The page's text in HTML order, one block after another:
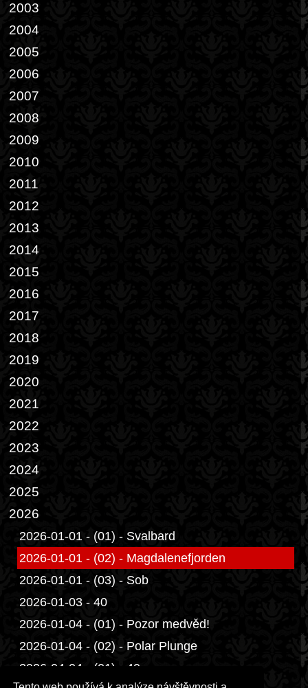
2003
2004
2005
2006
2007
2008
2009
2010
2011
2012
2013
2014
2015
2016
2017
2018
2019
2020
2021
2022
2023
2024
2025
2026
2026-01-01 - (01) - Svalbard
2026-01-01 - (02) - Magdalenefjorden
2026-01-01 - (03) - Sob
2026-01-03 - 40
2026-01-04 - (01) - Pozor medvěd!
2026-01-04 - (02) - Polar Plunge
2026-04-04 - (01) - 40